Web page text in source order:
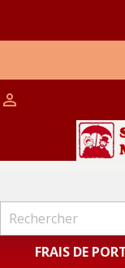

FRAIS DE